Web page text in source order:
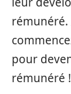
rémunéré.
pour
rémunéré !